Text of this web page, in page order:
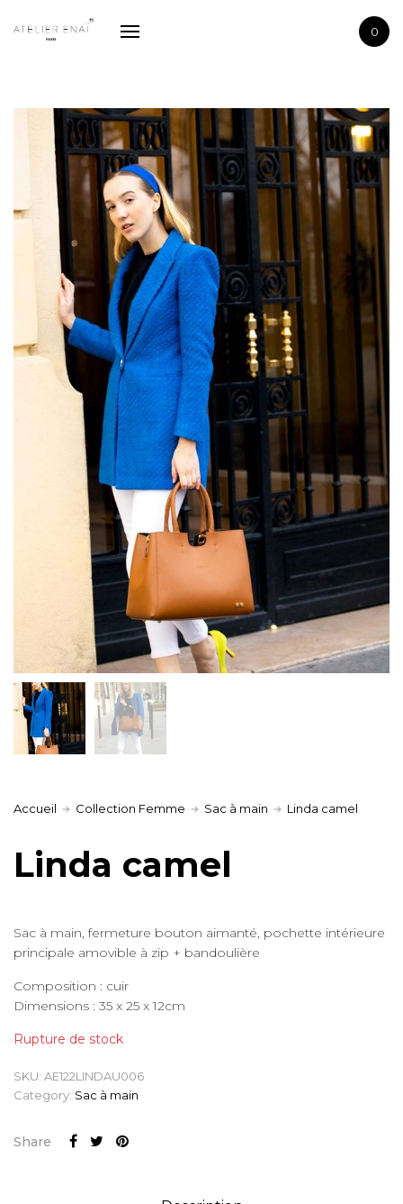
0
La marque
Accueil Collection Femme Sac à main Linda camel
Linda camel
Sac à main, fermeture bouton aimanté, pochette intérieure
principale amovible à zip + bandoulière
Composition : cuir
Dimensions : 35 x 25 x 12cm
Rupture de stock
SKU: AE122LINDAU006
Category: Sac à main
Share